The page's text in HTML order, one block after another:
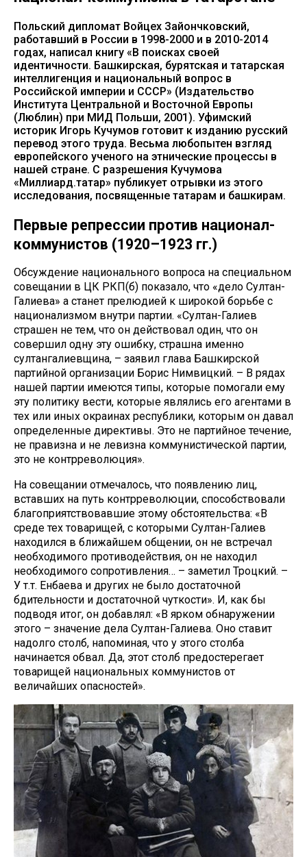
Польский дипломат Войцех Зайончковский,
работавший в России в 1998-2000 и в 2010-2014
годах, написал книгу «В поисках своей
идентичности. Башкирская, бурятская и татарская
интеллигенция и национальный вопрос в
Российской империи и СССР» (Издательство
Института Центральной и Восточной Европы
(Люблин) при МИД Польши, 2001). Уфимский
историк Игорь Кучумов готовит к изданию русский
перевод этого труда. Весьма любопытен взгляд
европейского ученого на этнические процессы в
нашей стране. С разрешения Кучумова
«Миллиард.татар» публикует отрывки из этого
исследования, посвященные татарам и башкирам.
Первые репрессии против национал-
коммунистов (1920–1923 гг.)
Обсуждение национального вопроса на специальном
совещании в ЦК РКП(б) показало, что «дело Султан-
Галиева» а станет прелюдией к широкой борьбе с
национализмом внутри партии. «Султан-Галиев
страшен не тем, что он действовал один, что он
совершил одну эту ошибку, страшна именно
султангалиевщина, – заявил глава Башкирской
партийной организации Борис Нимвицкий. – В рядах
нашей партии имеются типы, которые помогали ему
эту политику вести, которые являлись его агентами в
тех или иных окраинах республики, которым он давал
определенные директивы. Это не партийное течение,
не правизна и не левизна коммунистической партии,
это не контрреволюция».
На совещании отмечалось, что появлению лиц,
вставших на путь контрреволюции, способствовали
благоприятствовавшие этому обстоятельства: «В
среде тех товарищей, с которыми Султан-Галиев
находился в ближайшем общении, он не встречал
необходимого противодействия, он не находил
необходимого сопротивления… – заметил Троцкий. –
У т.т. Енбаева и других не было достаточной
бдительности и достаточной чуткости». И, как бы
подводя итог, он добавлял: «В ярком обнаружении
этого – значение дела Султан-Галиева. Оно ставит
надолго столб, напоминая, что у этого столба
начинается обвал. Да, этот столб предостерегает
товарищей национальных коммунистов от
величайших опасностей».